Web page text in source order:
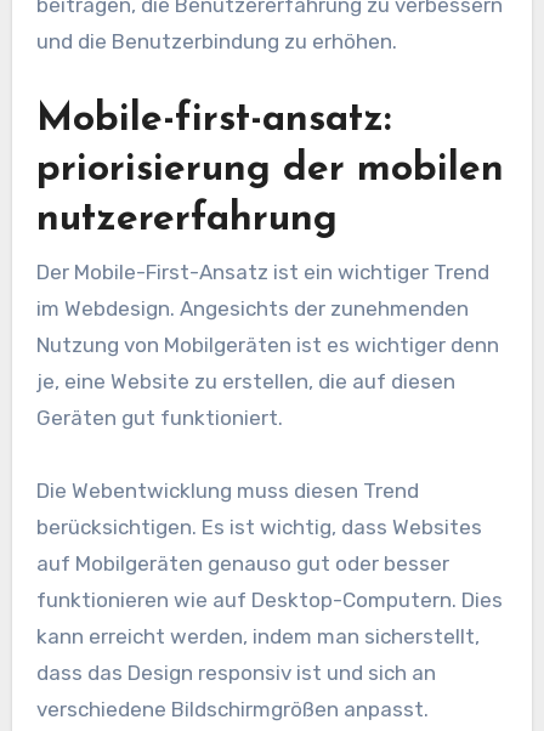
beitragen, die Benutzererfahrung zu verbessern
und die Benutzerbindung zu erhöhen.
Mobile-first-ansatz:
priorisierung der mobilen
nutzererfahrung
Der Mobile-First-Ansatz ist ein wichtiger Trend
im Webdesign. Angesichts der zunehmenden
Nutzung von Mobilgeräten ist es wichtiger denn
je, eine Website zu erstellen, die auf diesen
Geräten gut funktioniert.
Die Webentwicklung muss diesen Trend
berücksichtigen. Es ist wichtig, dass Websites
auf Mobilgeräten genauso gut oder besser
funktionieren wie auf Desktop-Computern. Dies
kann erreicht werden, indem man sicherstellt,
dass das Design responsiv ist und sich an
verschiedene Bildschirmgrößen anpasst.